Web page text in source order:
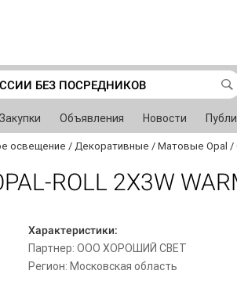
БЕЗ ПОСРЕДНИКОВ
Закупки Объявления Новости
освещение / Декоративные / Матовые Opal /
ROLL 2X3W
Характеристики:
Партнер: ООО ХОРОШИЙ СВЕТ
Регион: Московская область